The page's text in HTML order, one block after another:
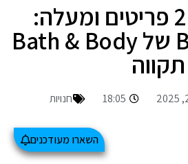
40% בקניית 2 פריטים ומעלה:
Black Friday של Bath & Body
18:05 חנויות
השארו מעודכנים